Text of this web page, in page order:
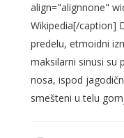
align="alignnone"
Wikipedia[/caption]
predelu, etmoidni
maksilarni sinusi su
nosa, ispod
smešteni u telu